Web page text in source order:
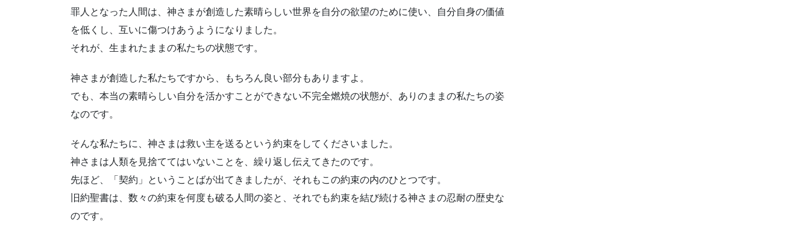
罪人となった人間は、神さまが創造した素晴らしい世界を自分の欲望のために使い、自分自身の価値
を低くし、互いに傷つけあうようになりました。
それが、生まれたままの私たちの状態です。
神さまが創造した私たちですから、もちろん良い部分もありますよ。
でも、本当の素晴らしい自分を活かすことができない不完全燃焼の状態が、ありのままの私たちの姿
なのです。
そんな私たちに、神さまは救い主を送るという約束をしてくださいました。
神さまは人類を見捨ててはいないことを、繰り返し伝えてきたのです。
先ほど、「契約」ということばが出てきましたが、それもこの約束の内のひとつです。
旧約聖書は、数々の約束を何度も破る人間の姿と、それでも約束を結び続ける神さまの忍耐の歴史な
のです。